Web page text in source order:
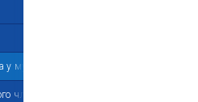
у мужчин
члена